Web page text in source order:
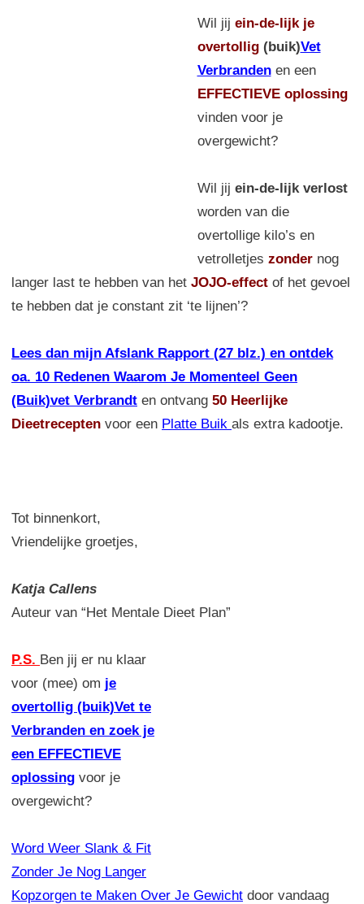
Wil jij ein-de-lijk je
overtollig(buik)Vet
Verbranden en een
EFFECTIEVE oplossing
vinden voor je
overgewicht?
Wil jij ein-de-lijk verlost
worden van die
overtollige kilo’s en
vetrolletjes zondernog
langer last te hebben van het JOJO-effect of het gevoel
te hebben dat je constant zit ‘te lijnen’?
Lees dan mijn Afslank Rapport (27 blz.) en ontdek
oa. 10 Redenen Waarom Je Momenteel Geen
(Buik)vet Verbrandt en ontvang 50 Heerlijke
Dieetrecepten voor een Platte Buik als extra kadootje.
Tot binnenkort,
Vriendelijke groetjes,
Katja Callens
Auteur van “Het Mentale Dieet Plan”
P.S. Ben jij er nu klaar
voor (mee) om je
overtollig (buik)Vet te
Verbranden en zoek je
een EFFECTIEVE
oplossing voor je
overgewicht?
Word Weer Slank & Fit
Zonder Je Nog Langer
Kopzorgen te Maken Over Je Gewicht door vandaag